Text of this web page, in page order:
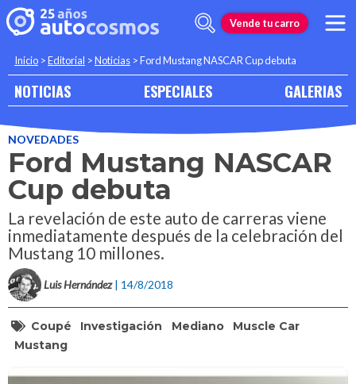
Vende tu carro
Inicio >Editorial >Noticias >Ford Mustang NASCAR Cup debuta
NOTICIAS ESPECIALES GALERIAS
NOVEDADES
Ford Mustang NASCAR
Cup debuta
La revelación de este auto de carreras viene
inmediatamente después de la celebración del
Mustang 10 millones.
Luis Hernández | 14/8/2018
Coupé Investigación Mediano
Muscle Car
Mustang